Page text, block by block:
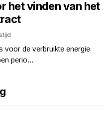
het vinden van het
voor de verbruikte energie
perio...